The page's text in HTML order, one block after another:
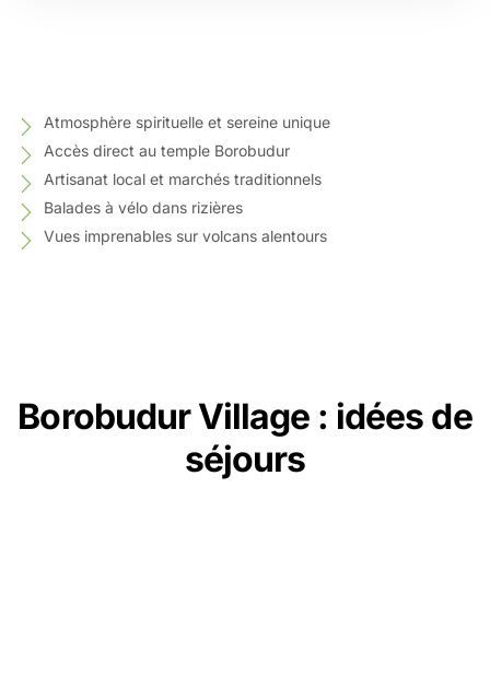
Atmosphère spirituelle et sereine unique
Accès direct au temple Borobudur
Artisanat local et marchés traditionnels
Balades à vélo dans rizières
Vues imprenables sur volcans alentours
Borobudur Village : idées de
séjours